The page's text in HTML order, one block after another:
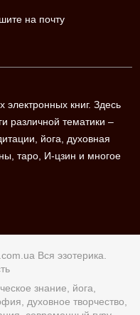
на почту
электронных книг. Здесь
различной тематики –
йога, духовная
таро, И-цзин и многое
Вся эзотерика.
знание, йога,
духовное творчество,